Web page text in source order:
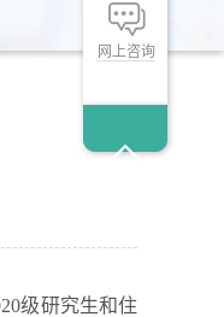
网上咨询
级研究生和住